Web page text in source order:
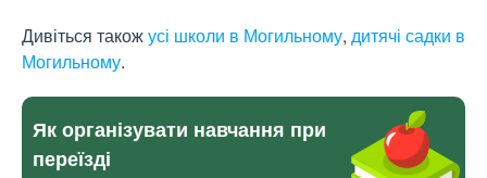
Дивіться такожусі школи в Могильному, дитячі садки в
Могильному.
Як організувати навчання при
переїзді